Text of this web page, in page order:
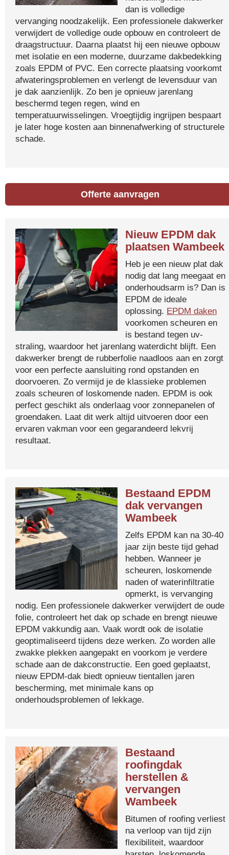
dan is volledige
vervanging noodzakelijk. Een professionele dakwerker
verwijdert de volledige oude opbouw en controleert de
draagstructuur. Daarna plaatst hij een nieuwe opbouw
met isolatie en een moderne, duurzame dakbedekking
zoals EPDM of PVC. Een correcte plaatsing voorkomt
afwateringsproblemen en verlengt de levensduur van
je dak aanzienlijk. Zo ben je opnieuw jarenlang
beschermd tegen regen, wind en
temperatuurwisselingen. Vroegtijdig ingrijpen bespaart
je later hoge kosten aan binnenafwerking of structurele
schade.
Offerte aanvragen
Nieuw EPDM dak
plaatsen Wambeek
Heb je een nieuw plat dak
nodig dat lang meegaat en
onderhoudsarm is? Dan is
EPDM de ideale
oplossing. EPDM daken
voorkomen scheuren en
is bestand tegen uv-
straling, waardoor het jarenlang waterdicht blijft. Een
dakwerker brengt de rubberfolie naadloos aan en zorgt
voor een perfecte aansluiting rond opstanden en
doorvoeren. Zo vermijd je de klassieke problemen
zoals scheuren of loskomende naden. EPDM is ook
perfect geschikt als onderlaag voor zonnepanelen of
groendaken. Laat dit werk altijd uitvoeren door een
ervaren vakman voor een gegarandeerd lekvrij
resultaat.
Bestaand EPDM
dak vervangen
Wambeek
Zelfs EPDM kan na 30-40
jaar zijn beste tijd gehad
hebben. Wanneer je
scheuren, loskomende
naden of waterinfiltratie
opmerkt, is vervanging
nodig. Een professionele dakwerker verwijdert de oude
folie, controleert het dak op schade en brengt nieuwe
EPDM vakkundig aan. Vaak wordt ook de isolatie
geoptimaliseerd tijdens deze werken. Zo worden alle
zwakke plekken aangepakt en voorkom je verdere
schade aan de dakconstructie. Een goed geplaatst,
nieuw EPDM-dak biedt opnieuw tientallen jaren
bescherming, met minimale kans op
onderhoudsproblemen of lekkage.
Bestaand
roofingdak
herstellen &
vervangen
Wambeek
Bitumen of roofing verliest
na verloop van tijd zijn
flexibiliteit, waardoor